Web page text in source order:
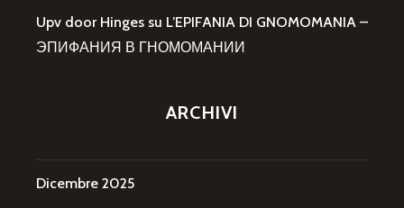
Upv door Hinges su L’EPIFANIA DI GNOMOMANIA –
ЭПИФАНИЯ В ГНОМОМАНИИ
ARCHIVI
Dicembre 2025